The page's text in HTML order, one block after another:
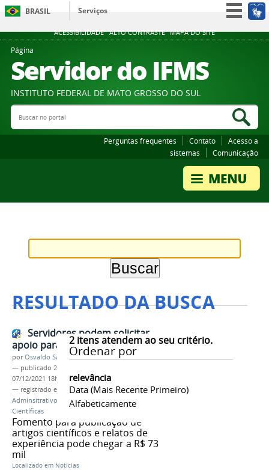
ACESSIBILIDADE ALTO CONTRASTE MAPA DO SITE
BRASIL
Serviços
Participe
Legislação
Canais
Página
Servidor do IFMS
INSTITUTO FEDERAL DE MATO GROSSO DO SUL
Buscar no portal
Perguntas frequentes Contato
Acesso a
sistemas
Comunicação
RESULTADO DA BUSCA
2itens atendem ao seu critério.
Ordenar por
relevância
Data (mais Recente Primeiro)
Alfabeticamente
Servidores podem solicitar
apoio para publicações científicas
porOsvaldo Sato
— publicado 29/09/2021
07/12/2021 18h29
— registrado em:
Docente,Técnico-
Adminsitrativo
Auxílio Financeiro
Publicações
Científicas
Fomento para publicação de
artigos científicos e relatos de
experiência pode chegar a R$ 73
mil
Localizado em Notícias